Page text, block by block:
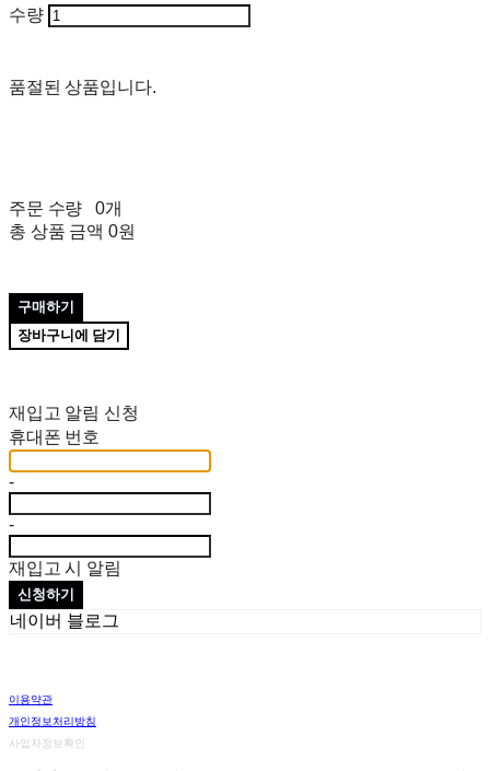
수량
품절된 상품입니다.
주문 수량
0개
총 상품 금액 0원
구매하기
장바구니에 담기
재입고 알림 신청
휴대폰 번호
-
-
재입고 시 알림
신청하기
네이버 블로그
이용약관
개인정보처리방침
사업자정보확인